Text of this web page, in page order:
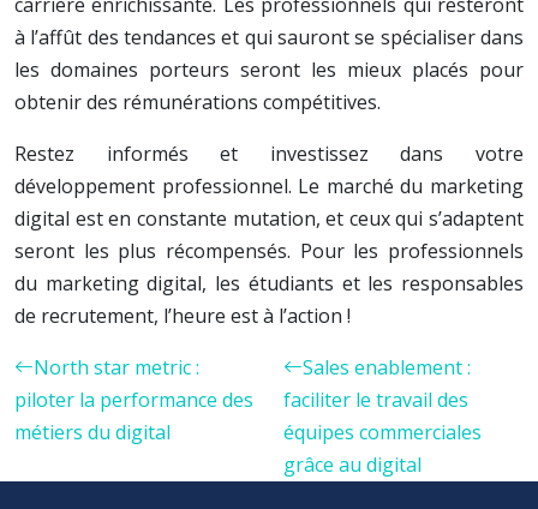
à l’affût des tendances et qui sauront se spécialiser dans
les domaines porteurs seront les mieux placés pour
obtenir des rémunérations compétitives.
Restez informés et investissez dans votre
développement professionnel. Le marché du marketing
digital est en constante mutation, et ceux qui s’adaptent
seront les plus récompensés. Pour les professionnels
du marketing digital, les étudiants et les responsables
de recrutement, l’heure est à l’action !
North star metric :
piloter la performance des
métiers du digital
Sales enablement :
faciliter le travail des
équipes commerciales
grâce au digital